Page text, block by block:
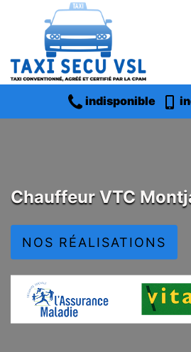
indisponible
Chauffeur VTC
NOS RÉALISATIONS